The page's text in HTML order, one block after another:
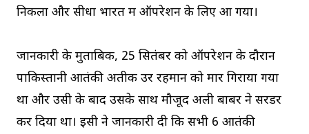
निकला और सीधा भारत में ऑपरेशन के लिए आ गया।
जानकारी के मुताबिक, 25 सितंबर को ऑपरेशन के दौरान
पाकिस्तानी आतंकी अतीक उर रहमान को मार गिराया गया
था और उसी के बाद उसके साथ मौजूद अली बाबर ने सरेंडर
कर दिया था। इसी ने जानकारी दी कि सभी 6 आतंकी